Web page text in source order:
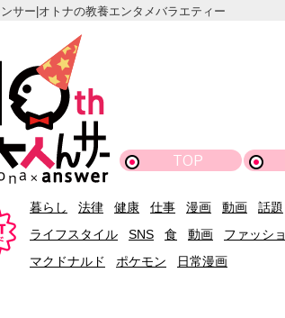
サー|オトナの教養エンタメバラエティー
TOP
暮らし 法律 健康 仕事 漫画 動画 話題
ライフスタイル
SNS 食 動画 ファッシ
マクドナルド
ポケモン 日常漫画